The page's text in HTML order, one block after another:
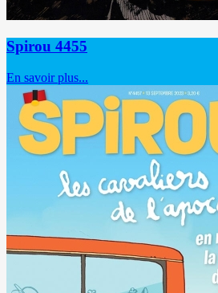
Spirou 4455
En savoir plus...